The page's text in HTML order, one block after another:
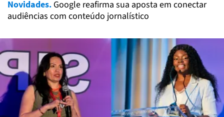
Novidades. Google reafirma sua aposta em conectar
audiências com conteúdo jornalístico